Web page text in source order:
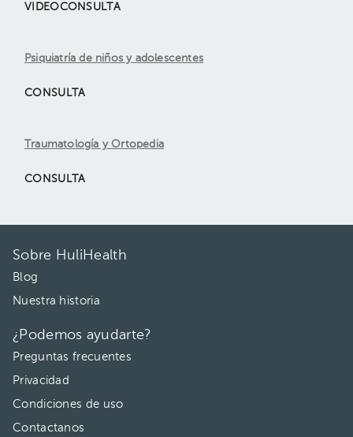
VIDEOCONSULTA
Psiquiatría de niños y adolescentes
CONSULTA
Traumatología y Ortopedia
CONSULTA
Sobre HuliHealth
Blog
Nuestra historia
¿Podemos ayudarte?
Preguntas frecuentes
Privacidad
Condiciones de uso
Contactanos